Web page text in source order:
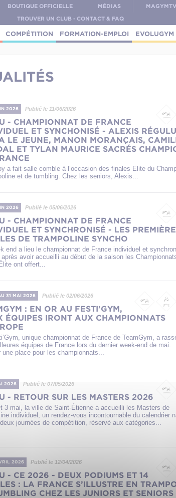
BOUTIQUE OFFICIELLE MÉDIAS MAGYMTV
TROUVER UN CLUB - CONTACT & FAQ
COMPÉTITION FORMATION-EMPLOI EVOLUGYM
2026 Publié le 11/06/2026
- CHAMPIONNAT DE FRANCE
ET SYNCHONISÉ - ALEXIS
LE JEUNE, MANON MORANÇAIS,
ET TYLAN MAURICE SACRÉS
a fait salle comble à l’occasion des finales Elite du
et de tumbling. Chez les seniors, Alexis...
2026 Publié le 05/06/2026
- CHAMPIONNAT DE FRANCE
ET SYNCHRONISÉ - LES
DE TRAMPOLINE SYNCHO
end a lieu le championnat de France individuel et
avoir accueilli au début de la saison les
ont offert...
31 MAI 2026 Publié le 02/06/2026
: EN OR AU FESTI'GYM,
ÉQUIPES IRONT AUX CHAMPIONNATS
unique championnat de France de TeamGym, a
équipes de France lors du dernier week-end de mai.
place pour les championnats...
2026 Publié le 07/05/2026
- RETOUR SUR LES MASTERS 2026
3 mai, la ville de Saint-Étienne a accueilli les Masters de
individuel, un rendez-vous incontournable du calendrier
journées de compétition, réservé aux catégories...
2026 Publié le 12/04/2026
- CE 2026 - DEUX PODIUMS ET 14
: LA FRANCE S’ILLUSTRE EN
CHEZ LES JUNIORS ET SENIORS